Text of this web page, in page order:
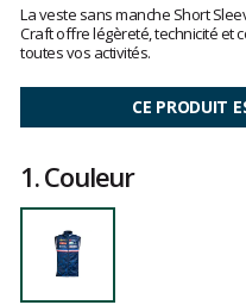
avis
clients
La veste sans manche Short
Craft offre légèreté, technicité et
toutes vos activités.
CE PRODUIT
1.Couleur